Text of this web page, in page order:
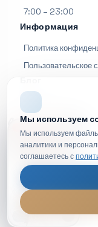
7:00 – 23:00
Информация
Политика
Пользовательское
4.8 (127 отзывов)|
4.9 (678 отзывов)|
Мы используем
Мы используем
аналитики и
соглашаетесь с